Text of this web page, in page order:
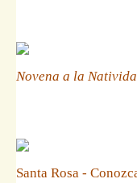
Novena a la
Santa Rosa -